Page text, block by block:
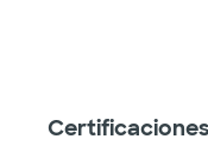
Certificaciones